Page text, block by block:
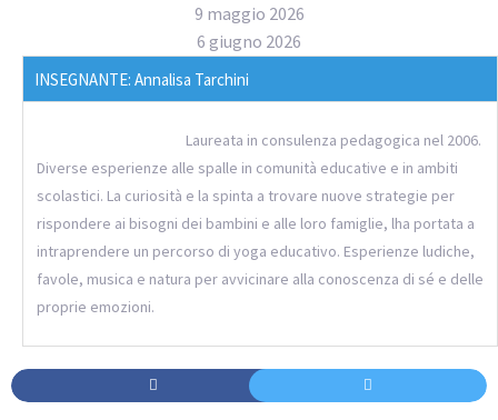
9 maggio 2026
6 giugno 2026
INSEGNANTE: Annalisa Tarchini
Laureata in consulenza pedagogica nel 2006.
Diverse esperienze alle spalle in comunità educative e in ambiti
scolastici. La curiosità e la spinta a trovare nuove strategie per
rispondere ai bisogni dei bambini e alle loro famiglie, lha portata a
intraprendere un percorso di yoga educativo. Esperienze ludiche,
favole, musica e natura per avvicinare alla conoscenza di sé e delle
proprie emozioni.